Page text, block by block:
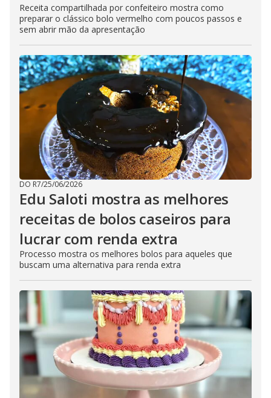
Receita compartilhada por confeiteiro mostra como
preparar o clássico bolo vermelho com poucos passos e
sem abrir mão da apresentação
DO R7/25/06/2026
Edu Saloti mostra as melhores
receitas de bolos caseiros para
lucrar com renda extra
Processo mostra os melhores bolos para aqueles que
buscam uma alternativa para renda extra